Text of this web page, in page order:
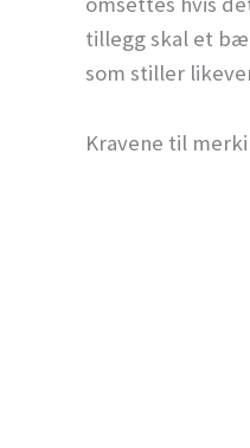
tillegg skal et
som stiller
Kravene til